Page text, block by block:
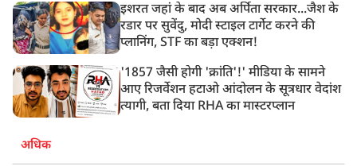
इशरत जहां के बाद अब अर्पिता सरकार...जैश के
रडार पर सुवेंदु, मोदी स्टाइल टार्गेट करने की
प्लानिंग, STF का बड़ा एक्शन!
'1857 जैसी होगी 'क्रांति'!' मीडिया के सामने
आए रिजर्वेशन हटाओ आंदोलन के सूत्रधार वेदांश
त्यागी, बता दिया RHA का मास्टरप्लान
अधिक